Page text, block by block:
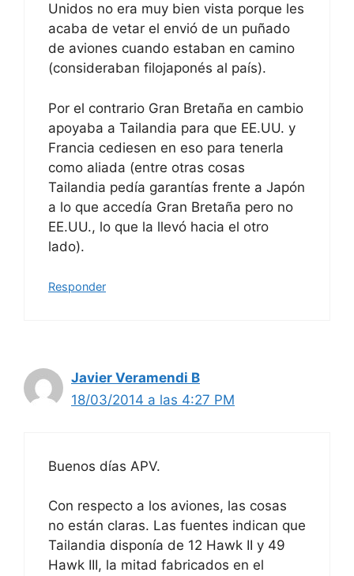
Unidos no era muy bien vista porque les
acaba de vetar el envió de un puñado
de aviones cuando estaban en camino
(consideraban filojaponés al país).
Por el contrario Gran Bretaña en cambio
apoyaba a Tailandia para que EE.UU. y
Francia cediesen en eso para tenerla
como aliada (entre otras cosas
Tailandia pedía garantías frente a Japón
a lo que accedía Gran Bretaña pero no
EE.UU., lo que la llevó hacia el otro
lado).
Responder
Javier Veramendi B
18/03/2014 a las 4:27 PM
Buenos días APV.
Con respecto a los aviones, las cosas
no están claras. Las fuentes indican que
Tailandia disponía de 12 Hawk II y 49
Hawk III, la mitad fabricados en el